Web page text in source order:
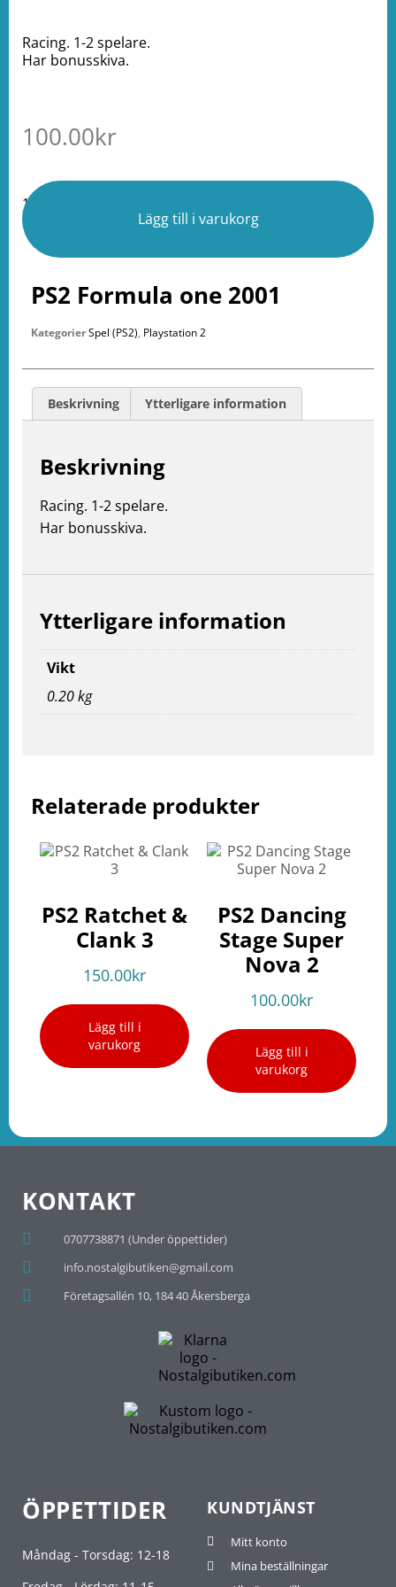
Racing. 1-2 spelare.
Har bonusskiva.
100.00kr
1 i lager
Lägg till i varukorg
Relaterade produkter
PS2 Ratchet &
Clank 3
150.00kr
Lägg till i
varukorg
PS2 Dancing
Stage Super
Nova 2
100.00kr
Lägg till i
varukorg
PS2 Formula one 2001
KategorierSpel (PS2), Playstation 2
Beskrivning Ytterligare information
Beskrivning
Racing. 1-2 spelare.
Har bonusskiva.
Ytterligare information
Vikt
0.20 kg
KONTAKT
0707738871 (Under öppettider)
info.nostalgibutiken@gmail.com
Företagsallén 10, 184 40 Åkersberga
ÖPPETTIDER
Måndag - Torsdag: 12-18
KUNDTJÄNST
Mitt konto
Mina beställningar